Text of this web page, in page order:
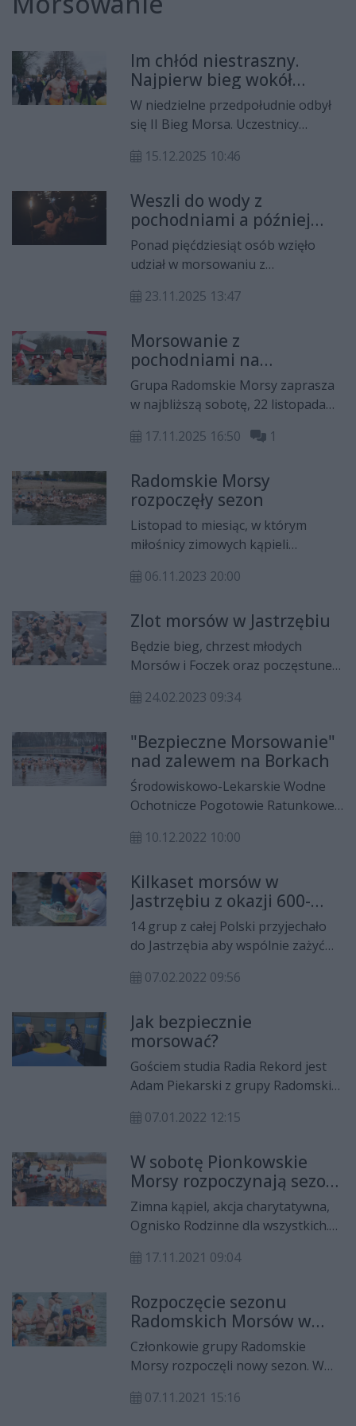
Im chłód niestraszny.
Najpierw bieg wokół
zalewu, a potem... skok do
zalewu!
W niedzielne przedpołudnie odbył
się II Bieg Morsa. Uczestnicy
szczytnym celu - by wspomóc
walczy ze śmiertelną chorobą,
dystrofią mięśniową Duchenne'a.
15.12.2025 10:46
Weszli do wody z
pochodniami a później
nadciągnęła prawdziwa
zima. Na to czekały
Ponad pięćdziesiąt osób wzięło
udział w morsowaniu z
Borkach. To wydarzenie miało
Dzień później nadeszła zima - ku
uciesze pasjonatów kąpieli w
lodowatej wodzie!
23.11.2025 13:47
Morsowanie z
pochodniami na
radomskich Borkach.
Śmiałkowie czekają na
mróz!
Grupa Radomskie Morsy zaprasza
w najbliższą sobotę, 22 listopada
Miłośnicy zimnych kąpieli dopiero
17.11.2025 16:50 1
Radomskie Morsy
rozpoczęły sezon
Listopad to miesiąc, w którym
miłośnicy zimowych kąpieli
Pierwsze wejście do wody w tym
członkowie grupy Radomskie
Morsy, którzy kąpią się w zalewie
na Borkach.
06.11.2023 20:00
Zlot morsów w Jastrzębiu
Będzie bieg, chrzest młodych
Morsów i Foczek oraz poczęstunek
odbędzie się VII Zlot Morsów.
24.02.2023 09:34
"Bezpieczne Morsowanie"
nad zalewem na Borkach
Środowiskowo-Lekarskie Wodne
Ochotnicze Pogotowie Ratunkowe
Morsowanie" nad zalewem na
nauka pierwszej pomocy, pokazy
ratownictwa wodnego i lądowego,
będzie też można skorzystać z
przenośnej sauny.
10.12.2022 10:00
Kilkaset morsów w
Jastrzębiu z okazji 600-
lecia miejscowości
14 grup z całej Polski przyjechało
do Jastrzębia aby wspólnie zażyć
Morsów był jednym z wydarzeń z
miejscowości.
07.02.2022 09:56
Jak bezpiecznie
morsować?
Gościem studia Radia Rekord jest
Adam Piekarski z grupy Radomskie
Majewskiej, jak bezpiecznie
tego hobby.
07.01.2022 12:15
W sobotę Pionkowskie
Morsy rozpoczynają sezon.
Będzie wiele atrakcji
Zimna kąpiel, akcja charytatywna,
Ognisko Rodzinne dla wszystkich.
Pionkowskie Morsy nad Stawem
rozpoczynają sezon.
17.11.2021 09:04
Rozpoczęcie sezonu
Radomskich Morsów w
Siczkach (zdjęcia)
Członkowie grupy Radomskie
Morsy rozpoczęli nowy sezon. W
godzinie 12 weszli do wody w
07.11.2021 15:16